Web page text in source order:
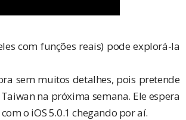
com funções reais) pode explorá-la
sem muitos detalhes, pois pretende
na próxima semana. Ele espera
o iOS 5.0.1 chegando por aí.